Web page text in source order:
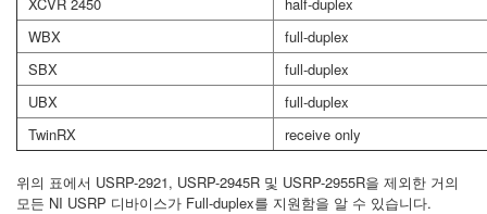
WBX
full-duplex
SBX
full-duplex
UBX
full-duplex
TwinRX
receive only
위의 표에서 USRP-2921, USRP-2945R 및 USRP-2955R을 제외한 거의
모든 NI USRP 디바이스가 Full-duplex를 지원함을 알 수 있습니다.